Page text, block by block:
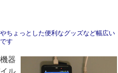
ちょっとした便利なグッズなど幅広い
す
器
ル